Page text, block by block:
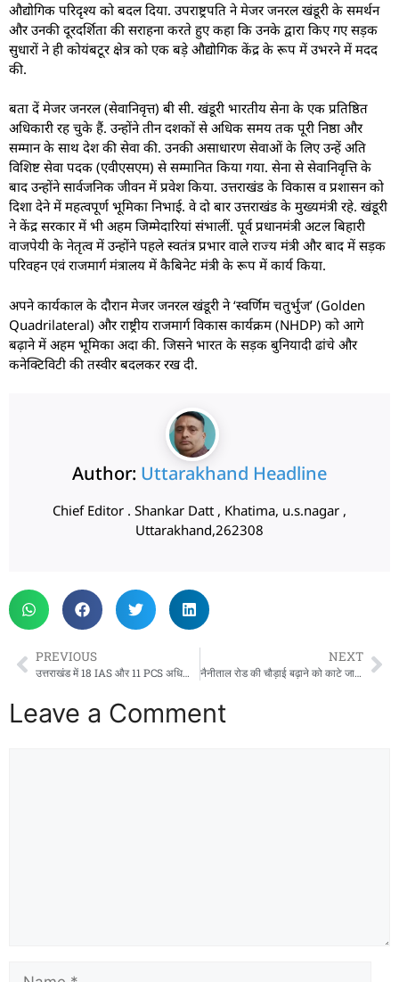
औद्योगिक परिदृश्य को बदल दिया. उपराष्ट्रपति ने मेजर जनरल खंडूरी के समर्थन
और उनकी दूरदर्शिता की सराहना करते हुए कहा कि उनके द्वारा किए गए सड़क
सुधारों ने ही कोयंबटूर क्षेत्र को एक बड़े औद्योगिक केंद्र के रूप में उभरने में मदद
की.
बता दें मेजर जनरल (सेवानिवृत्त) बी सी. खंडूरी भारतीय सेना के एक प्रतिष्ठित
अधिकारी रह चुके हैं. उन्होंने तीन दशकों से अधिक समय तक पूरी निष्ठा और
सम्मान के साथ देश की सेवा की. उनकी असाधारण सेवाओं के लिए उन्हें अति
विशिष्ट सेवा पदक (एवीएसएम) से सम्मानित किया गया. सेना से सेवानिवृत्ति के
बाद उन्होंने सार्वजनिक जीवन में प्रवेश किया. उत्तराखंड के विकास व प्रशासन को
दिशा देने में महत्वपूर्ण भूमिका निभाई. वे दो बार उत्तराखंड के मुख्यमंत्री रहे. खंडूरी
ने केंद्र सरकार में भी अहम जिम्मेदारियां संभालीं. पूर्व प्रधानमंत्री अटल बिहारी
वाजपेयी के नेतृत्व में उन्होंने पहले स्वतंत्र प्रभार वाले राज्य मंत्री और बाद में सड़क
परिवहन एवं राजमार्ग मंत्रालय में कैबिनेट मंत्री के रूप में कार्य किया.
अपने कार्यकाल के दौरान मेजर जनरल खंडूरी ने ‘स्वर्णिम चतुर्भुज’ (Golden
Quadrilateral) और राष्ट्रीय राजमार्ग विकास कार्यक्रम (NHDP) को आगे
बढ़ाने में अहम भूमिका अदा की. जिसने भारत के सड़क बुनियादी ढांचे और
कनेक्टिविटी की तस्वीर बदलकर रख दी.
Author: Uttarakhand Headline
Chief Editor . Shankar Datt , Khatima, u.s.nagar ,
Uttarakhand,262308
PREVIOUS
उत्तराखंड में 18 IAS और 11 PCS अधिकारियों के तबादले, एक क्लिक में देखिये लिस्ट
NEXT
नैनीताल रोड की चौड़ाई बढ़ाने को काटे जाएंगे 17400 पेड़, NH ने मांगी अनुमति
Leave a Comment